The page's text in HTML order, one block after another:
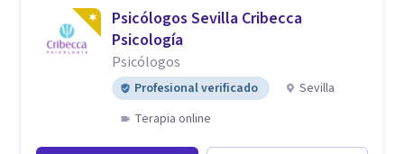
Psicólogos Sevilla Cribecca
Psicología
Psicólogos
Profesional verificado
Sevilla
Terapia online